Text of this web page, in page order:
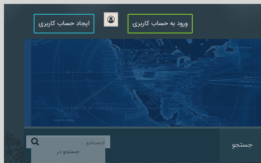
ورود به حساب کاربری ایجاد حساب کاربری
جستجو در
جستجو